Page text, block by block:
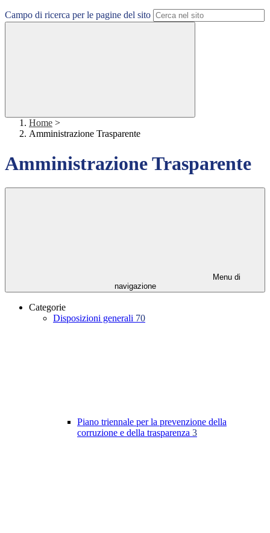
Campo di ricerca per le pagine del sito
Home >
Amministrazione Trasparente
Amministrazione Trasparente
Menu di
navigazione
Categorie
Disposizioni generali 70
Piano triennale per la prevenzione della
corruzione e della trasparenza 3